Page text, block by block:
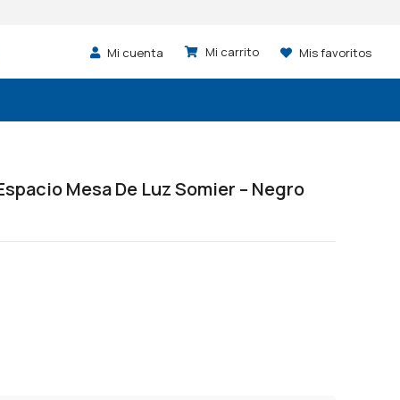
Mi cuenta Mis favoritos
Mesa De Luz Somier – Negro